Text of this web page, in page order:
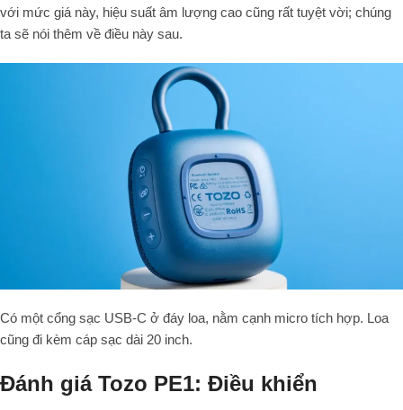
với mức giá này, hiệu suất âm lượng cao cũng rất tuyệt vời; chúng
ta sẽ nói thêm về điều này sau.
Có một cổng sạc USB-C ở đáy loa, nằm cạnh micro tích hợp. Loa
cũng đi kèm cáp sạc dài 20 inch.
Đánh giá Tozo PE1: Điều khiển